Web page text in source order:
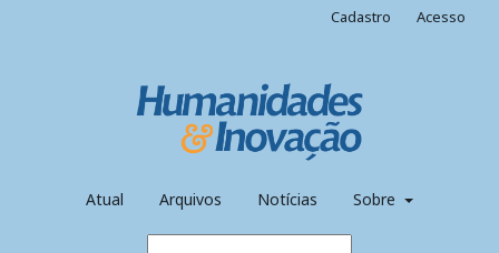
Atual Arquivos Notícias Sobre
Cadastro Acesso